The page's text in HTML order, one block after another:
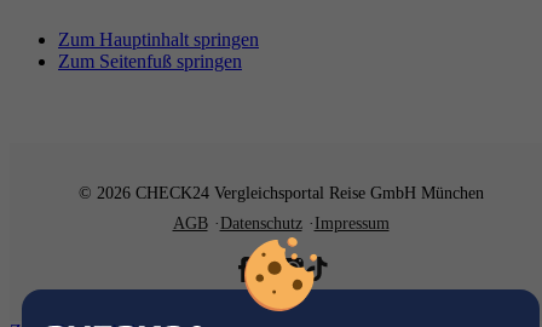
Zum Hauptinhalt springen
Zum Seitenfuß springen
© 2026 CHECK24 Vergleichsportal Reise GmbH München
AGB
Datenschutz Impressum